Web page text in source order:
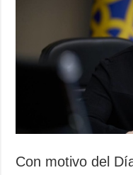
Con motivo del